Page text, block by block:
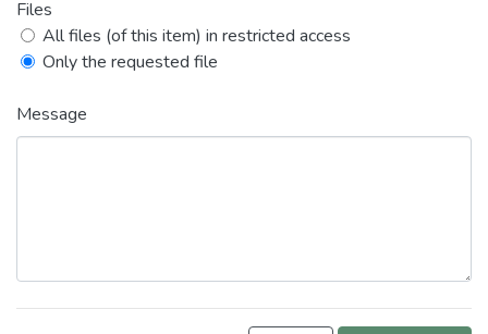
Files
All files (of this item) in restricted access
Only the requested file
Message